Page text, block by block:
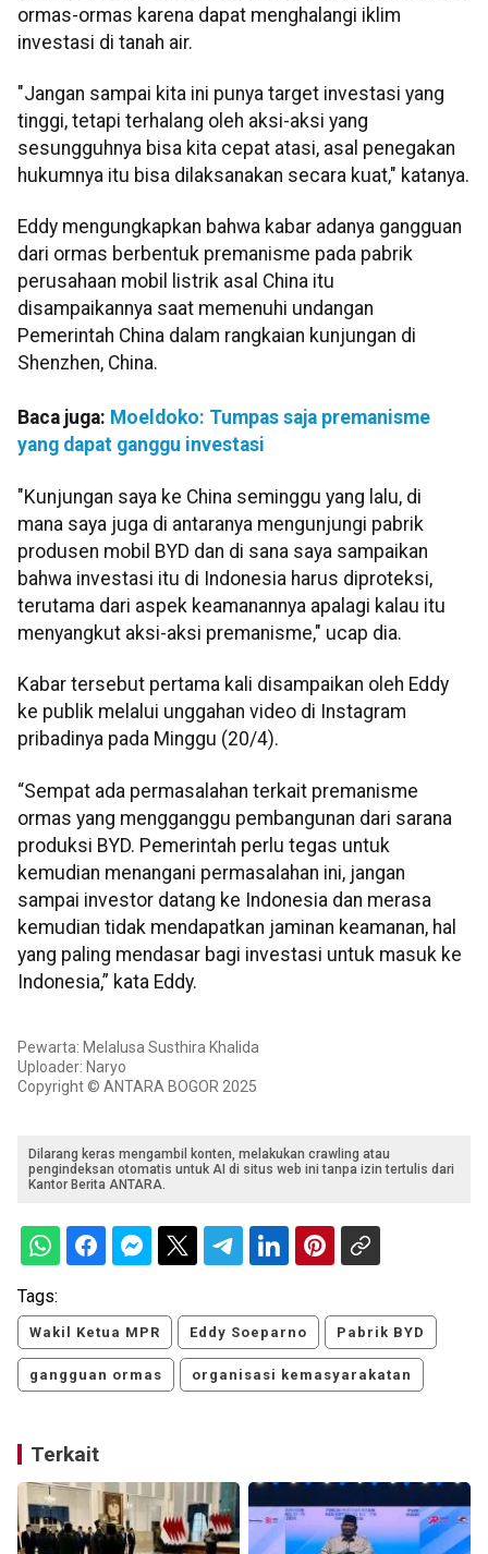
ormas-ormas karena dapat menghalangi iklim
investasi di tanah air.
"Jangan sampai kita ini punya target investasi yang
tinggi, tetapi terhalang oleh aksi-aksi yang
sesungguhnya bisa kita cepat atasi, asal penegakan
hukumnya itu bisa dilaksanakan secara kuat," katanya.
Eddy mengungkapkan bahwa kabar adanya gangguan
dari ormas berbentuk premanisme pada pabrik
perusahaan mobil listrik asal China itu
disampaikannya saat memenuhi undangan
Pemerintah China dalam rangkaian kunjungan di
Shenzhen, China.
Baca juga: Moeldoko: Tumpas saja premanisme
yang dapat ganggu investasi
"Kunjungan saya ke China seminggu yang lalu, di
mana saya juga di antaranya mengunjungi pabrik
produsen mobil BYD dan di sana saya sampaikan
bahwa investasi itu di Indonesia harus diproteksi,
terutama dari aspek keamanannya apalagi kalau itu
menyangkut aksi-aksi premanisme," ucap dia.
Kabar tersebut pertama kali disampaikan oleh Eddy
ke publik melalui unggahan video di Instagram
pribadinya pada Minggu (20/4).
“Sempat ada permasalahan terkait premanisme
ormas yang mengganggu pembangunan dari sarana
produksi BYD. Pemerintah perlu tegas untuk
kemudian menangani permasalahan ini, jangan
sampai investor datang ke Indonesia dan merasa
kemudian tidak mendapatkan jaminan keamanan, hal
yang paling mendasar bagi investasi untuk masuk ke
Indonesia,” kata Eddy.
Pewarta: Melalusa Susthira Khalida
Uploader: Naryo
Copyright © ANTARA BOGOR 2025
Dilarang keras mengambil konten, melakukan crawling atau
pengindeksan otomatis untuk AI di situs web ini tanpa izin tertulis dari
Kantor Berita ANTARA.
Tags:
Wakil Ketua MPR Eddy Soeparno Pabrik BYD
gangguan ormas organisasi kemasyarakatan
Terkait